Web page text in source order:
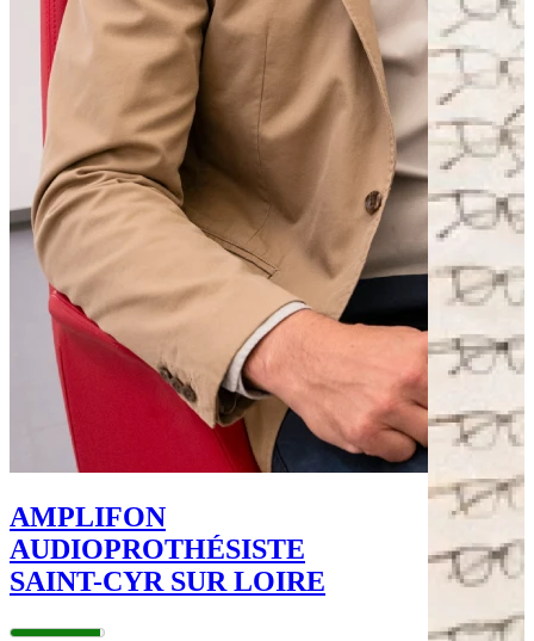
AMPLIFON
AUDIOPROTHÉSISTE
SAINT-CYR SUR LOIRE